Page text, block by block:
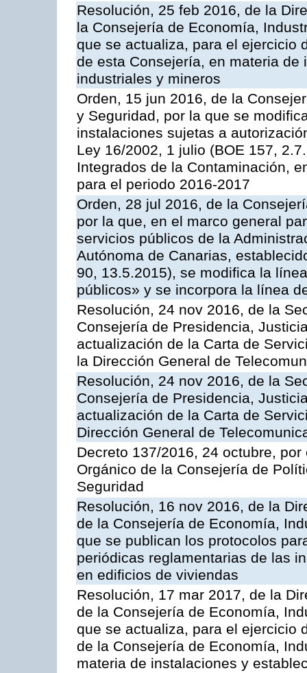
Resolución, 25 feb 2016, de la
la Consejería de Economía,
que se actualiza, para el ejercicio
de esta Consejería, en materia
industriales y mineros
Orden, 15 jun 2016, de la
y Seguridad, por la que se
instalaciones sujetas a
Ley 16/2002, 1 julio (BOE 157,
Integrados de la Contaminación,
para el periodo 2016-2017
Orden, 28 jul 2016, de la
por la que, en el marco general
servicios públicos de la
Autónoma de Canarias,
90, 13.5.2015), se modifica la
públicos» y se incorpora la línea
Resolución, 24 nov 2016, de la
Consejería de Presidencia,
actualización de la Carta de
la Dirección General de
Resolución, 24 nov 2016, de la
Consejería de Presidencia,
actualización de la Carta de
Dirección General de
Decreto 137/2016, 24 octubre,
Orgánico de la Consejería de
Seguridad
Resolución, 16 nov 2016, de la
de la Consejería de Economía,
que se publican los protocolos
periódicas reglamentarias de las
en edificios de viviendas
Resolución, 17 mar 2017, de la
de la Consejería de Economía,
que se actualiza, para el ejercicio
de la Consejería de Economía,
materia de instalaciones y